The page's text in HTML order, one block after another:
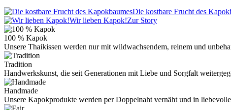
Die kostbare Frucht des
Wir lieben Kapok!Zur Story
100 % Kapok
Unsere Thaikissen werden nur mit wildwachsendem, reinem und
Tradition
Handwerkskunst, die seit Generationen mit Liebe und Sorgfalt
Handmade
Unsere Kapokprodukte werden per Doppelnaht vernäht und in